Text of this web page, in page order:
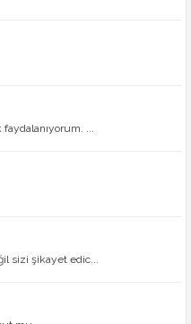
...
sizi şikayet edic...